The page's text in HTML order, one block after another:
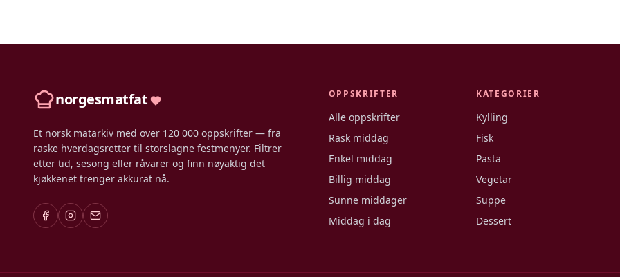
norgesmatfat
Et norsk matarkiv med over 120 000 oppskrifter — fra
raske hverdagsretter til storslagne festmenyer. Filtrer
etter tid, sesong eller råvarer og finn nøyaktig det
kjøkkenet trenger akkurat nå.
OPPSKRIFTER
Alle oppskrifter
Rask middag
Enkel middag
Billig middag
Sunne middager
Middag i dag
KATEGORIER
Kylling
Fisk
Pasta
Vegetar
Suppe
Dessert